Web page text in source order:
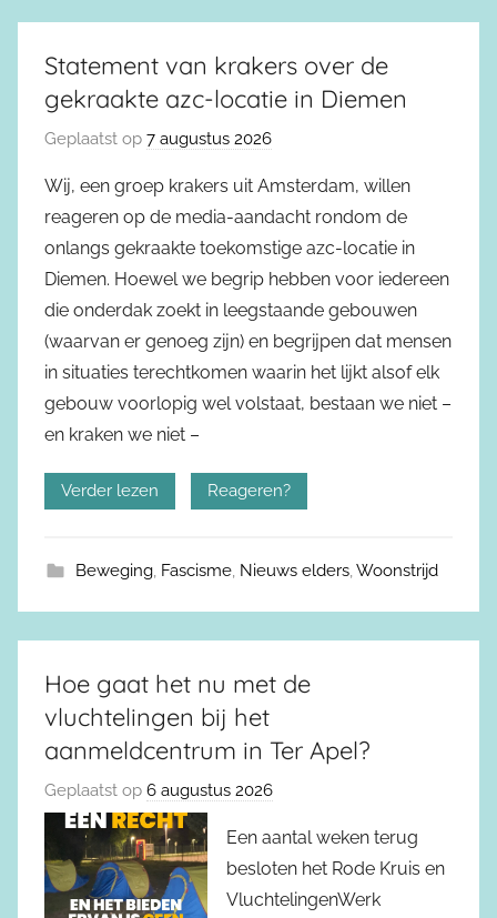
Statement van krakers over de
gekraakte azc-locatie in Diemen
Geplaatst op 7 augustus 2026
Wij, een groep krakers uit Amsterdam, willen
reageren op de media-aandacht rondom de
onlangs gekraakte toekomstige azc-locatie in
Diemen. Hoewel we begrip hebben voor iedereen
die onderdak zoekt in leegstaande gebouwen
(waarvan er genoeg zijn) en begrijpen dat mensen
in situaties terechtkomen waarin het lijkt alsof elk
gebouw voorlopig wel volstaat, bestaan we niet –
en kraken we niet –
Verder lezen Reageren?
Beweging, Fascisme, Nieuws elders,Woonstrijd
Hoe gaat het nu met de
vluchtelingen bij het
aanmeldcentrum in Ter Apel?
Geplaatst op 6 augustus 2026
Een aantal weken terug
besloten het Rode Kruis en
VluchtelingenWerk